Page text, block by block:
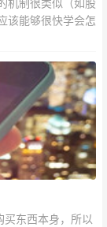
该能够很快学会怎
买东西本身，所以